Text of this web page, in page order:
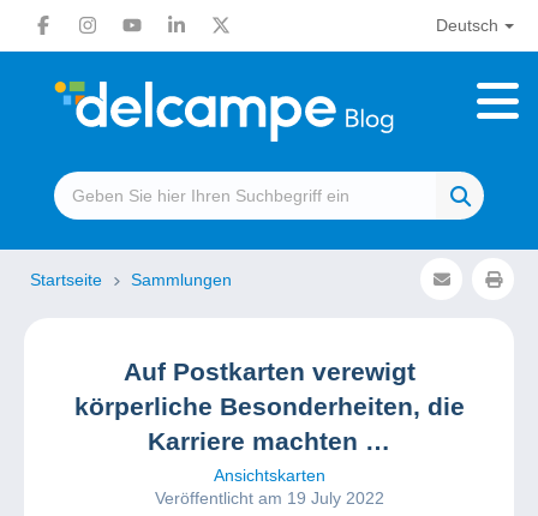
Deutsch
Startseite Sammlungen
Auf Postkarten verewigt
körperliche Besonderheiten, die
Karriere machten …
Ansichtskarten
Veröffentlicht am 19 July 2022